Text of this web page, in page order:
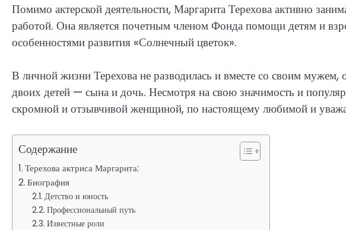
Помимо актерской деятельности, Маргарита Терехова активно
работой. Она является почетным членом Фонда помощи детям и
особенностями развития «Солнечный цветок».
В личной жизни Терехова не разводилась и вместе со своим
двоих детей — сына и дочь. Несмотря на свою значимость и
скромной и отзывчивой женщиной, по настоящему любимой и
Содержание
Терехова актриса Маргарита:
Биография
Детство и юность
Профессиональный путь
Известные роли